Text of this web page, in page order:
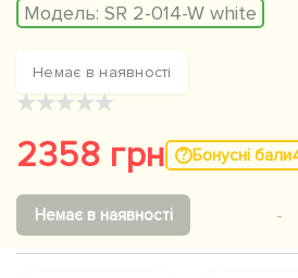
Модель: SR 2-014-W white
Немає в наявності
★★★★★
2358 грн Бонусні бали
-
Немає в наявності